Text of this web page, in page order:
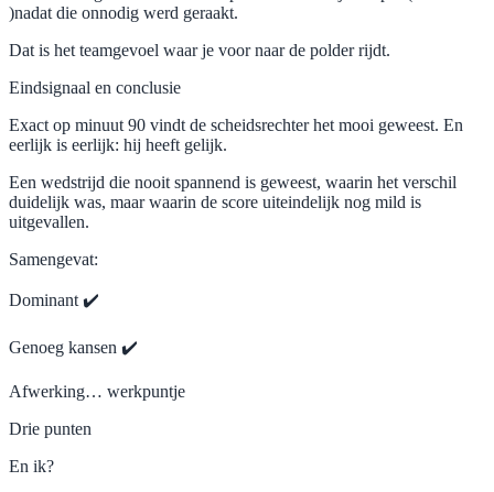
)nadat die onnodig werd geraakt.
Dat is het teamgevoel waar je voor naar de polder rijdt.
Eindsignaal en conclusie
Exact op minuut 90 vindt de scheidsrechter het mooi geweest. En
eerlijk is eerlijk: hij heeft gelijk.
Een wedstrijd die nooit spannend is geweest, waarin het verschil
duidelijk was, maar waarin de score uiteindelijk nog mild is
uitgevallen.
Samengevat:
Dominant ✔️
Genoeg kansen ✔️
Afwerking… werkpuntje
Drie punten
En ik?